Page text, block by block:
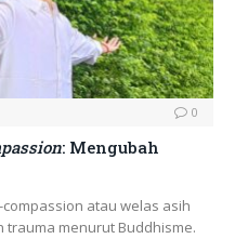
0
: Mengubah
atau welas asih
menurut Buddhisme.